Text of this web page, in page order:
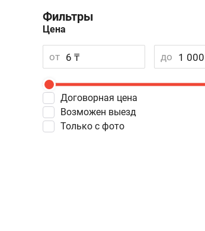
Фильтры
Цена
от до
Договорная цена
Возможен выезд
Только с фото